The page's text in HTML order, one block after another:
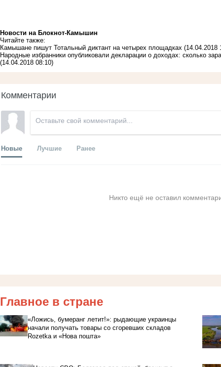
Новости на Блoкнoт-Камышин
Читайте также:
Камышане пишут Тотальный диктант на четырех площадках (14.04.2018
Народные избранники опубликовали декларации о доходах: сколько
(14.04.2018 08:10)
Комментарии
Новые Лучшие Ранее
Никто ещё не оставил
Главное в стране
«Ложись, бумеранг летит!»: рыдающие украинцы
начали получать товары со сгоревших складов
Rozetka и «Нова пошта»